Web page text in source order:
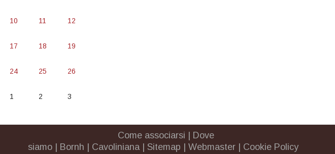
10 11 12
17 18 19
24 25 26
1 2 3
Come associarsi
Dove
siamo
Bornh Cavoliniana| Sitemap Webmaster Cookie Policy